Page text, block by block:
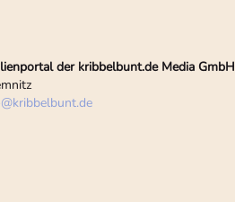
der kribbelbunt.de Media GmbH
@kribbelbunt.de